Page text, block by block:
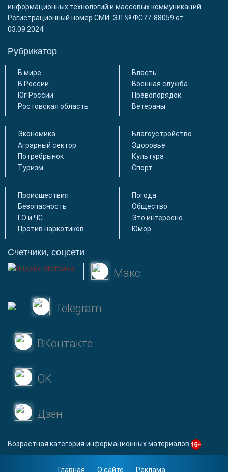
информационных технологий и массовых коммуникаций.
Регистрационный номер СМИ: ЭЛ № ФС77-88059 от
03.09.2024
Рубрикатор
В мире
В России
Юг России
Ростовская область
Власть
Военная служба
Правопорядок
Ветераны
Экономика
Аграрный сектор
Потребрынок
Туризм
Благоустройство
Здоровье
Культура
Спорт
Происшествия
Безопасность
ГО и ЧС
Против наркотиков
Погода
Общество
Это интересно
Юмор
Счетчики, соцсети
Макс
Telegram
ВКонтакте
OK
Дзен
Возрастная категория информационных материалов
Главная О сайте Реклама